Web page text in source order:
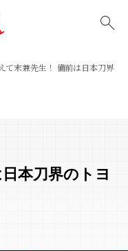
て末兼先生！ 備前は日本刀界
本刀界のトヨ